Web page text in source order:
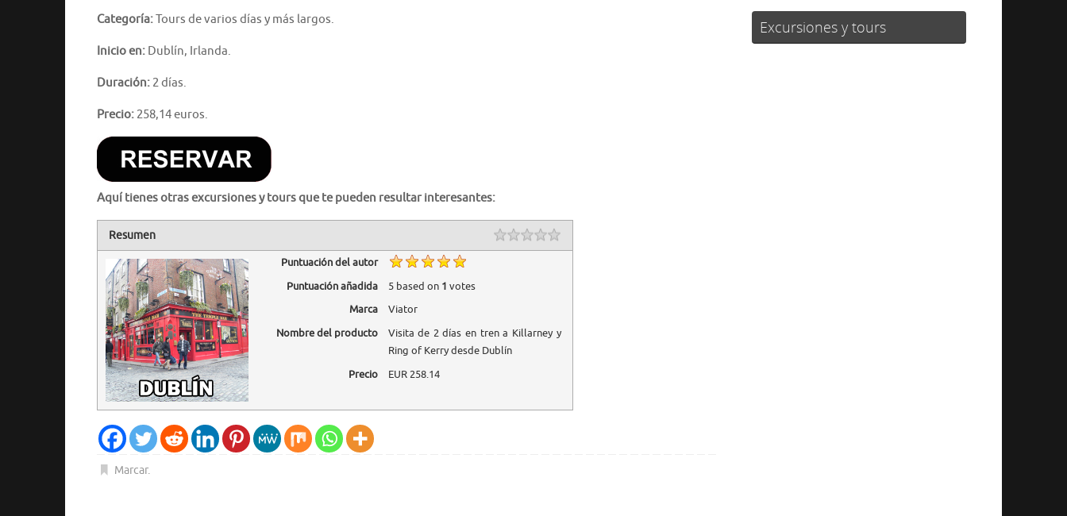
Categoría:Tours de varios días y más largos.
Inicio en: Dublín, Irlanda.
Duración: 2 días.
Precio: 258,14 euros.
Aquí tienes otras excursiones y tours que te pueden resultar interesantes:
Resumen
Puntuación del autor
Puntuación añadida
5based on 1 votes
Marca
Viator
Nombre del producto
Visita de 2 días en tren a Killarney y
Ring of Kerry desde Dublín
Precio
EUR258.14
Marcar.
Excursiones y tours